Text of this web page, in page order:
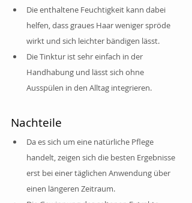
Die enthaltene Feuchtigkeit kann dabei
helfen, dass graues Haar weniger spröde
wirkt und sich leichter bändigen lässt.
Die Tinktur ist sehr einfach in der
Handhabung und lässt sich ohne
Ausspülen in den Alltag integrieren.
Nachteile
Da es sich um eine natürliche Pflege
handelt, zeigen sich die besten Ergebnisse
erst bei einer täglichen Anwendung über
einen längeren Zeitraum.